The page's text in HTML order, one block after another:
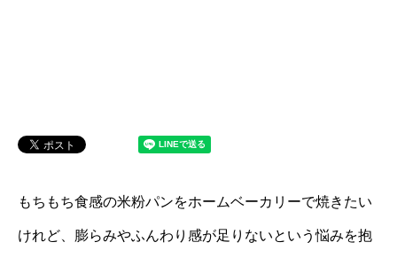
もちもち食感の米粉パンをホームベーカリーで焼きたい
けれど、膨らみやふんわり感が足りないという悩みを抱